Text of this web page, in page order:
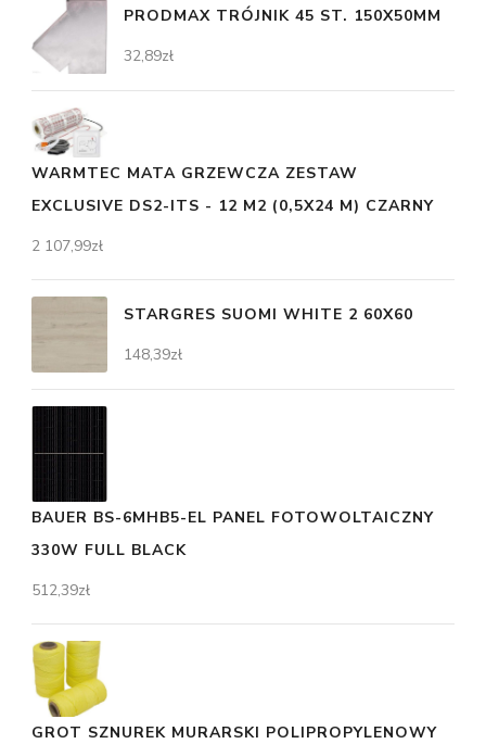
PRODMAX TRÓJNIK 45 ST. 150X50MM
32,89zł
WARMTEC MATA GRZEWCZA ZESTAW
EXCLUSIVE DS2-ITS - 12 M2 (0,5X24 M) CZARNY
2 107,99zł
STARGRES SUOMI WHITE 2 60X60
148,39zł
BAUER BS-6MHB5-EL PANEL FOTOWOLTAICZNY
330W FULL BLACK
512,39zł
GROT SZNUREK MURARSKI POLIPROPYLENOWY